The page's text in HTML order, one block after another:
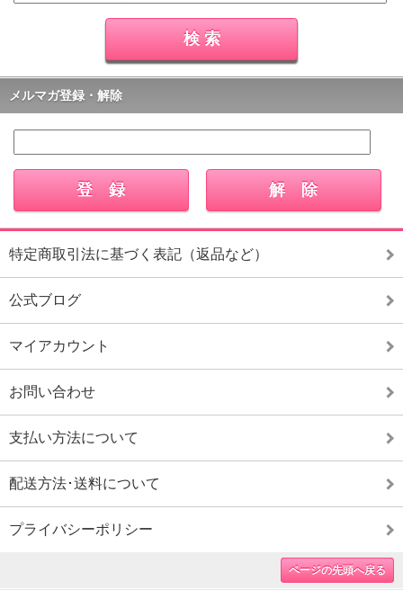
メルマガ登録・解除
特定商取引法に基づく表記（返品など）
公式ブログ
マイアカウント
お問い合わせ
支払い方法について
配送方法･送料について
プライバシーポリシー
ページの先頭へ戻る